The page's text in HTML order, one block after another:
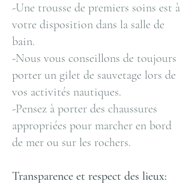
-Une trousse de premiers soins est à
votre disposition dans la salle de
bain.
-Nous vous conseillons de toujours
porter un gilet de sauvetage lors de
vos activités nautiques.
-Pensez à porter des chaussures
appropriées pour marcher en bord
de mer ou sur les rochers.
Transparence et respect des lieux: